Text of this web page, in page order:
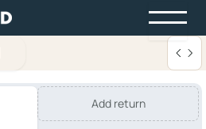
Add return